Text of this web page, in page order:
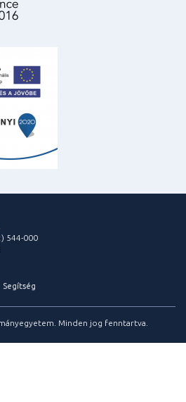
544-000
Segítség
Minden jog fenntartva.